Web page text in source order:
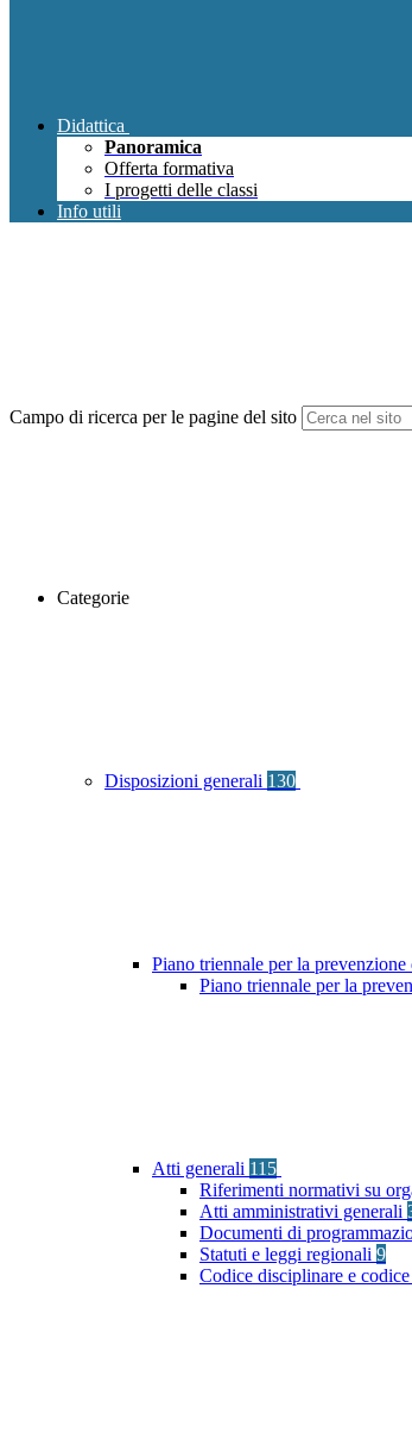
Didattica
Panoramica
Offerta formativa
I progetti delle classi
Info utili
Campo di ricerca per le pagine del sito
Categorie
Disposizioni generali 130
Piano triennale per la
Piano triennale per la
Atti generali 115
Riferimenti normativi su
Atti amministrativi generali
Documenti di
Statuti e leggi regionali 9
Codice disciplinare e